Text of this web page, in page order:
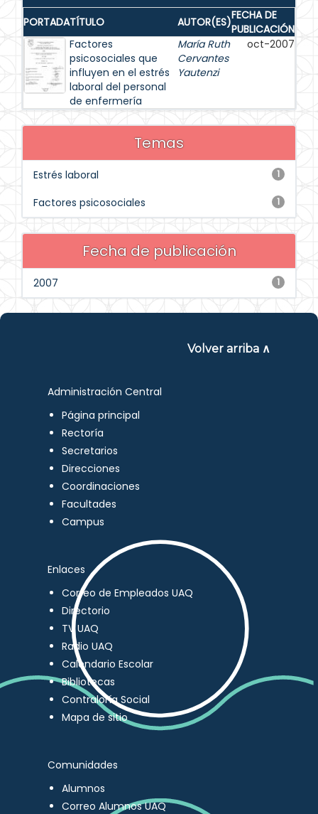
PORTADATÍTULO AUTOR(ES)FECHA DE
PUBLICACIÓN
Factores
psicosociales que
influyen en el estrés
laboral del personal
de enfermería
María Ruth
Cervantes
Yautenzi
oct-2007
Temas
1
Estrés laboral
1
Factores psicosociales
Fecha de publicación
1
2007
Volver arriba ∧
Administración Central
Página principal
Rectoría
Secretarios
Direcciones
Coordinaciones
Facultades
Campus
Enlaces
Correo de Empleados UAQ
Directorio
TV UAQ
Radio UAQ
Calendario Escolar
Bibliotecas
Contraloría Social
Mapa de sitio
Comunidades
Alumnos
Correo Alumnos UAQ